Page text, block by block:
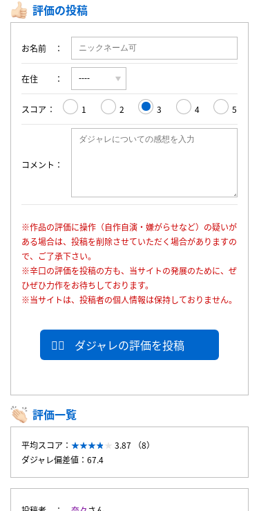
評価の投稿
お名前
在住
スコア 1 2 3 4 5
コメント
※作品の評価に操作（自作自演・嫌がらせなど）の疑いが
ある場合は、投稿を削除させていただく場合がありますの
で、ご了承下さい。
※辛口の評価を投稿の方も、当サイトの発展のために、ぜ
ひぜひ力作をお待ちしております。
※当サイトは、投稿者の個人情報は保持しておりません。
ダジャレの評価を投稿
評価一覧
平均スコア：
3.87 （8）
ダジャレ偏差値：67.4